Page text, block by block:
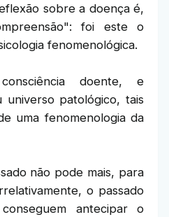
sobre a doença é,
foi este o
fenomenológica.
doente, e
universo patológico, tais
uma fenomenologia da
não pode mais, para
o passado
antecipar o